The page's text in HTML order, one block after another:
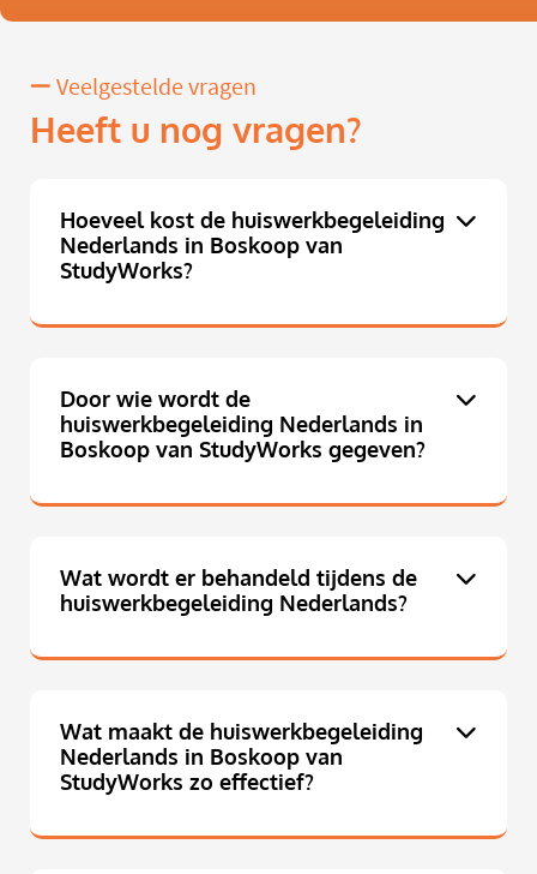
Veelgestelde vragen
Heeft u nog vragen?
Hoeveel kost de huiswerkbegeleiding
Nederlands in Boskoop van
StudyWorks?
Door wie wordt de
huiswerkbegeleiding Nederlands in
Boskoop van StudyWorks gegeven?
Wat wordt er behandeld tijdens de
huiswerkbegeleiding Nederlands?
Wat maakt de huiswerkbegeleiding
Nederlands in Boskoop van
StudyWorks zo effectief?